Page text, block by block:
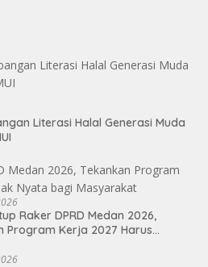
Literasi Halal Generasi Muda
Raker DPRD Medan 2026,
Program Kerja 2027 Harus